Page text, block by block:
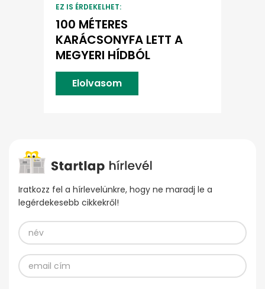
EZ IS ÉRDEKELHET:
100 MÉTERES
KARÁCSONYFA LETT A
MEGYERI HÍDBÓL
Elolvasom
Iratkozz fel a hírlevelünkre, hogy ne maradj le a
legérdekesebb cikkekről!